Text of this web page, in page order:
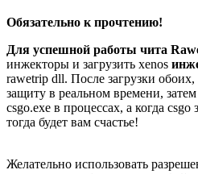
Обязательно к прочтению!
Для успешной работы чита
инжекторы и загрузить xenos
rawetrip dll. После загрузки
защиту в реальном времени,
csgo.exe в процессах, а когда
тогда будет вам счастье!
Желательно использовать